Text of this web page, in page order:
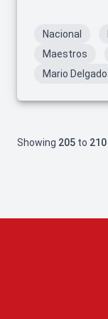
Nacional
Maestros
Mario Delgado
Showing 205 to 210